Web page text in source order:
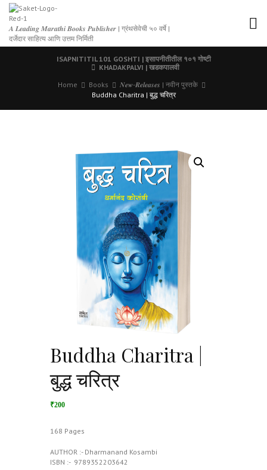
𝑨 𝑳𝒆𝒂𝒅𝒊𝒏𝒈 𝑴𝒂𝒓𝒂𝒕𝒉𝒊 𝑩𝒐𝒐𝒌𝒔 𝑷𝒖𝒃𝒍𝒊𝒔𝒉𝒆𝒓 | ग्रंथसेवेची ५० वर्षे |
दर्जेदार साहित्य आणि उत्तम निर्मिती
ISAPNITITIL 101 GOSHTI | इसापनीतीतील १०१ गोष्टी
KHADAKPALVI | खडकपालवी
Home
Books
𝑵𝒆𝒘-𝑹𝒆𝒍𝒆𝒂𝒔𝒆𝒔 | नवीन पुस्तके
Buddha Charitra | बुद्ध चरित्र
Buddha Charitra |
बुद्ध चरित्र
₹200
168 Pages
AUTHOR :- Dharmanand Kosambi
ISBN :- ‎ 9789352203642